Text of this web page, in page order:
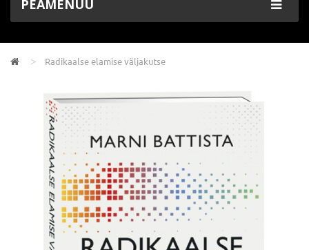
PEAMENÜÜ
Radikaalse elamise väljakutse